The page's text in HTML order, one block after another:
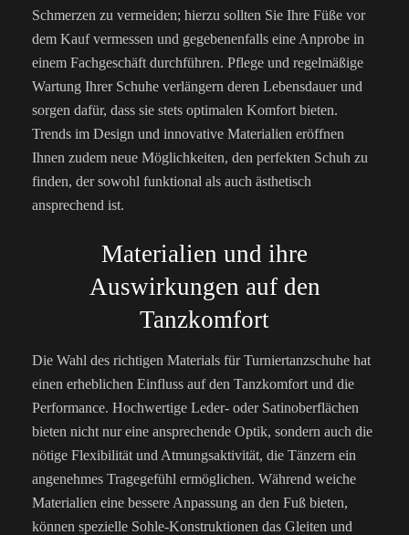
Schmerzen zu vermeiden; hierzu sollten Sie Ihre Füße vor
dem Kauf vermessen und gegebenenfalls eine Anprobe in
einem Fachgeschäft durchführen. Pflege und regelmäßige
Wartung Ihrer Schuhe verlängern deren Lebensdauer und
sorgen dafür, dass sie stets optimalen Komfort bieten.
Trends im Design und innovative Materialien eröffnen
Ihnen zudem neue Möglichkeiten, den perfekten Schuh zu
finden, der sowohl funktional als auch ästhetisch
ansprechend ist.
Materialien und ihre
Auswirkungen auf den
Tanzkomfort
Die Wahl des richtigen Materials für Turniertanzschuhe hat
einen erheblichen Einfluss auf den Tanzkomfort und die
Performance. Hochwertige Leder- oder Satinoberflächen
bieten nicht nur eine ansprechende Optik, sondern auch die
nötige Flexibilität und Atmungsaktivität, die Tänzern ein
angenehmes Tragegefühl ermöglichen. Während weiche
Materialien eine bessere Anpassung an den Fuß bieten,
können spezielle Sohle-Konstruktionen das Gleiten und